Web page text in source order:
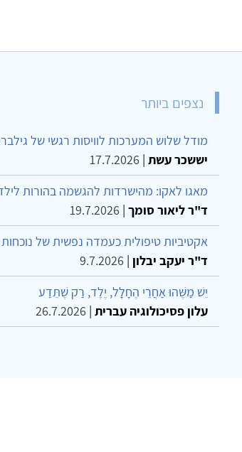
נצפים ביותר
מודל שלוש המערכות לוויסות רגשי של
יששכר עשת |
17.7.2026
מאגו לאקו: מהישרדות להגשמה בהורות
ד"ר ליאור סומך |
19.7.2026
אקטיביות טיפולית כעמדה נפשית של
ד"ר יעקב יבלון |
9.7.2026
יֵשׁ מַשֶּׁהוּ אַחֲרֵי הֶחָלָל, יֶלֶד, רַק שֶׁתֵּדַע
עלון פסיכולוגיה עברית |
26.7.2026